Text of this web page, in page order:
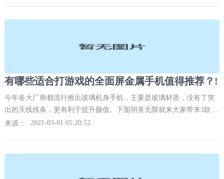
有哪些适合打游戏的全面屏金属手机值得推荐？!
今年各大厂商都流行推出玻璃机身手机，主要是玻璃材质，没有了突
出的天线线条，更有利于提升颜值。下面明美无限就来大家带来3款长
续航，适合打游戏的全面屏金属手机推荐，一起来了解下。
来源： 2021-03-01 05:20:52